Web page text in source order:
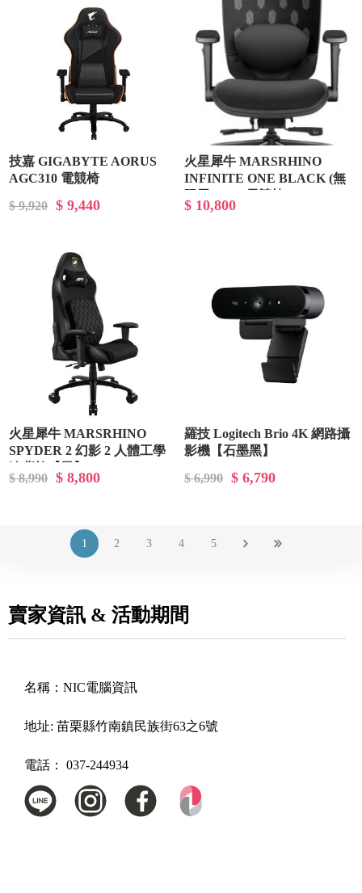
技嘉 GIGABYTE AORUS
AGC310 電競椅
$ 9,920
$ 9,440
火星犀牛 MARSRHINO
INFINITE ONE BLACK (無
$ 10,800
火星犀牛 MARSRHINO
SPYDER 2 幻影 2 人體工學
$ 8,990 $ 8,800
羅技 Logitech Brio 4K 網路攝
影機【石墨黑】
$ 6,990
$ 6,790
1 2 3 4 5
賣家資訊 & 活動期間
名稱： NIC電腦資訊
地址: 苗栗縣竹南鎮民族街63之6號
電話： 037-244934